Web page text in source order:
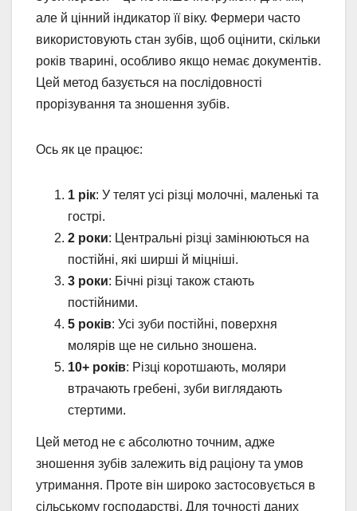
але й цінний індикатор її віку. Фермери часто
використовують стан зубів, щоб оцінити, скільки
років тварині, особливо якщо немає документів.
Цей метод базується на послідовності
прорізування та зношення зубів.
Ось як це працює:
1 рік: У телят усі різці молочні, маленькі та
гострі.
2 роки: Центральні різці замінюються на
постійні, які ширші й міцніші.
3 роки: Бічні різці також стають
постійними.
5 років: Усі зуби постійні, поверхня
молярів ще не сильно зношена.
10+ років: Різці коротшають, моляри
втрачають гребені, зуби виглядають
стертими.
Цей метод не є абсолютно точним, адже
зношення зубів залежить від раціону та умов
утримання. Проте він широко застосовується в
сільському господарстві. Для точності даних